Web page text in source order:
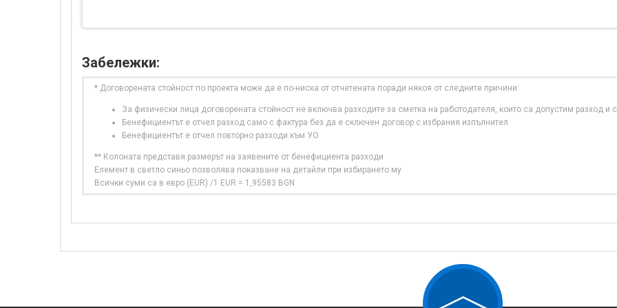
Забележки:
* Договорената стойност по проекта може да е по-ниска от отчетената поради някоя от следните причини:
За физически лица договорената стойност не включва разходите за сметка на работодателя, които са допустим разход и
Бенефициентът е отчел разход само с фактура без да е сключен договор с избрания изпълнител
Бенефициентът е отчел повторно разходи към УО
** Колоната представя размерът на заявените от бенефициента разходи
Елемент в светло синьо позволява показване на детайли при избирането му
Всички суми са в евро (EUR) /1 EUR = 1,95583 BGN